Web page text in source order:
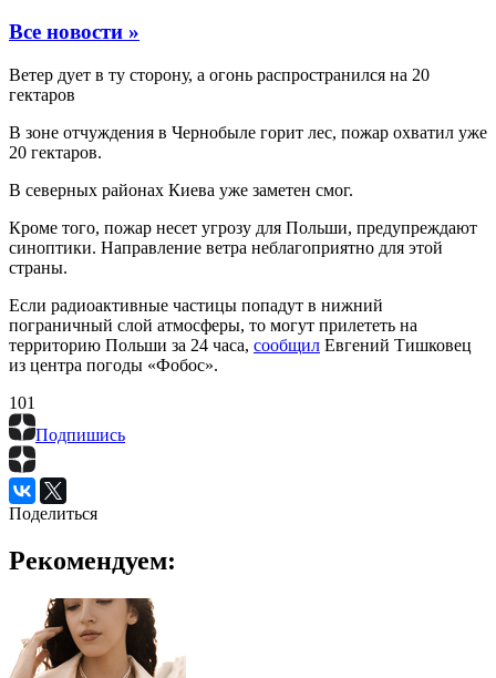
Все новости »
Ветер дует в ту сторону, а огонь распространился на 20
гектаров
В зоне отчуждения в Чернобыле горит лес, пожар охватил уже
20 гектаров.
В северных районах Киева уже заметен смог.
Кроме того, пожар несет угрозу для Польши, предупреждают
синоптики. Направление ветра неблагоприятно для этой
страны.
Если радиоактивные частицы попадут в нижний
пограничный слой атмосферы, то могут прилететь на
территорию Польши за 24 часа, сообщил Евгений Тишковец
из центра погоды «Фобос».
101
Подпишись
Поделиться
Рекомендуем: